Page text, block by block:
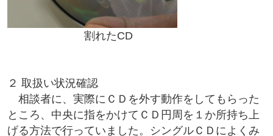
割れたCD
２ 取扱い状況確認
相談者に、実際にＣＤを外す動作をしてもらった
ところ、中央に指をかけてＣＤ円周を１か所持ち上
げる方法で行っていました。シングルＣＤによくみ